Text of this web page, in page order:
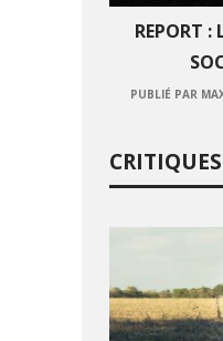
REPORT :
PUBLIÉ PAR
CRITIQUES